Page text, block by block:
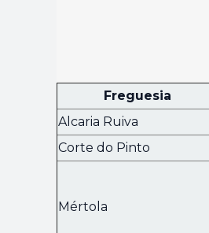
Freguesia
Alcaria Ruiva
Corte do Pinto
Mértola